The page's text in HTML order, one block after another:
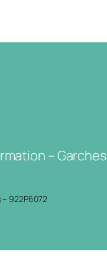
– Garches
– 922P6072